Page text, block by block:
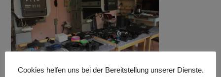
Cookies helfen uns bei der Bereitstellung unserer Dienste.